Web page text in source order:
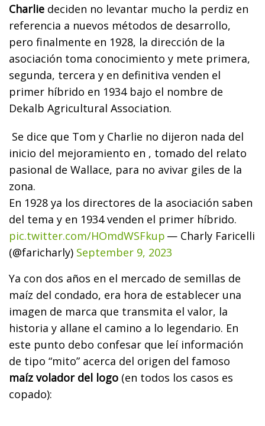
Charlie deciden no levantar mucho la perdiz en
referencia a nuevos métodos de desarrollo,
pero finalmente en 1928, la dirección de la
asociación toma conocimiento y mete primera,
segunda, tercera y en definitiva venden el
primer híbrido en 1934 bajo el nombre de
Dekalb Agricultural Association.
Se dice que Tom y Charlie no dijeron nada del
inicio del mejoramiento en , tomado del relato
pasional de Wallace, para no avivar giles de la
zona.
En 1928 ya los directores de la asociación saben
del tema y en 1934 venden el primer híbrido.
pic.twitter.com/HOmdWSFkup — Charly Faricelli
(@faricharly) September 9, 2023
Ya con dos años en el mercado de semillas de
maíz del condado, era hora de establecer una
imagen de marca que transmita el valor, la
historia y allane el camino a lo legendario. En
este punto debo confesar que leí información
de tipo “mito” acerca del origen del famoso
maíz volador del logo (en todos los casos es
copado):